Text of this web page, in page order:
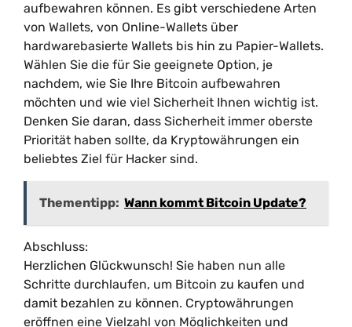
aufbewahren können. Es gibt verschiedene Arten
von Wallets, von Online-Wallets über
hardwarebasierte Wallets bis hin zu Papier-Wallets.
Wählen Sie die für Sie geeignete Option, je
nachdem, wie Sie Ihre Bitcoin aufbewahren
möchten und wie viel Sicherheit Ihnen wichtig ist.
Denken Sie daran, dass Sicherheit immer oberste
Priorität haben sollte, da Kryptowährungen ein
beliebtes Ziel für Hacker sind.
Thementipp: Wann kommt Bitcoin Update?
Abschluss:
Herzlichen Glückwunsch! Sie haben nun alle
Schritte durchlaufen, um Bitcoin zu kaufen und
damit bezahlen zu können. Cryptowährungen
eröffnen eine Vielzahl von Möglichkeiten und